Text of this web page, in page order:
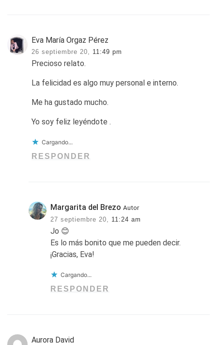
Eva María Orgaz Pérez
26 septiembre 20, 11:49 pm
Precioso relato.
La felicidad es algo muy personal e interno.
Me ha gustado mucho.
Yo soy feliz leyéndote .
Cargando...
RESPONDER
Margarita del Brezo Autor
27 septiembre 20,
11:24 am
Jo 😊
Es lo más bonito que me pueden decir.
¡Gracias, Eva!
Cargando...
RESPONDER
Aurora David